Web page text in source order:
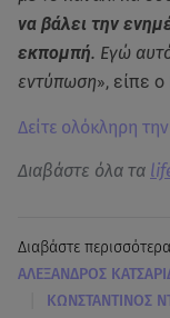
να βάλει την
εκπομπή. Εγώ
εντύπωση», είπε ο
Δείτε ολόκληρη
Διαβάστε όλα τα
Διαβάστε
ΑΛΕΞΑΝΔΡΟΣ
ΚΩΝΣΤΑΝΤΙΝΟΣ